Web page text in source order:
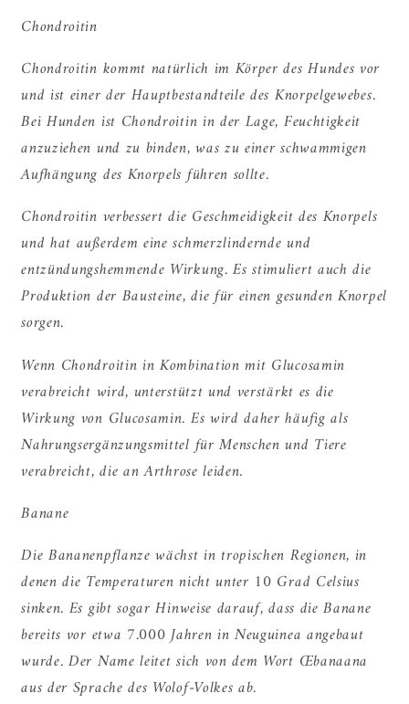
Chondroitin
Chondroitin kommt natürlich im Körper des Hundes vor
und ist einer der Hauptbestandteile des Knorpelgewebes.
Bei Hunden ist Chondroitin in der Lage, Feuchtigkeit
anzuziehen und zu binden, was zu einer schwammigen
Aufhängung des Knorpels führen sollte.
Chondroitin verbessert die Geschmeidigkeit des Knorpels
und hat außerdem eine schmerzlindernde und
entzündungshemmende Wirkung. Es stimuliert auch die
Produktion der Bausteine, die für einen gesunden Knorpel
sorgen.
Wenn Chondroitin in Kombination mit Glucosamin
verabreicht wird, unterstützt und verstärkt es die
Wirkung von Glucosamin. Es wird daher häufig als
Nahrungsergänzungsmittel für Menschen und Tiere
verabreicht, die an Arthrose leiden.
Banane
Die Bananenpflanze wächst in tropischen Regionen, in
denen die Temperaturen nicht unter 10 Grad Celsius
sinken. Es gibt sogar Hinweise darauf, dass die Banane
bereits vor etwa 7.000 Jahren in Neuguinea angebaut
wurde. Der Name leitet sich von dem Wort Œbanaana
aus der Sprache des Wolof-Volkes ab.